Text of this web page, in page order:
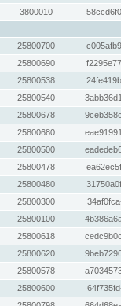
3800010
25800700
25800690
25800538
25800540
25800678
25800680
25800500
25800478
25800480
25800300
25800100
25800618
25800620
25800578
25800600